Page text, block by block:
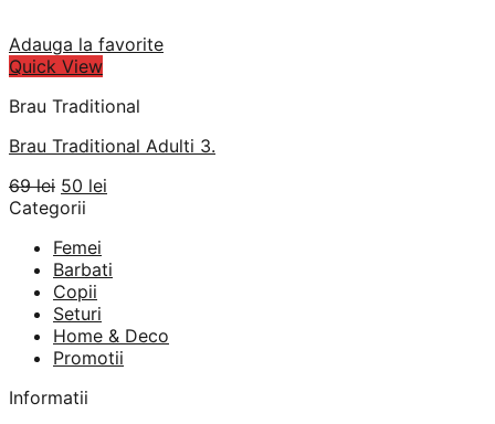
Adauga la favorite
Quick View
Brau Traditional
Brau Traditional Adulti 3.
69lei Prețul
inițial
fost:
69 lei.
50 lei
Categorii
Femei
Barbati
Copii
Seturi
Home & Deco
Promotii
Informatii